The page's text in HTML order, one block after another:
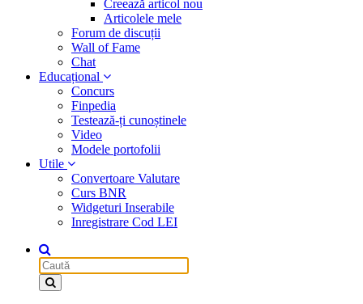
Creează articol nou
Articolele mele
Forum de discuții
Wall of Fame
Chat
Educațional
Concurs
Finpedia
Testează-ți cunoștinele
Video
Modele portofolii
Utile
Convertoare Valutare
Curs BNR
Widgeturi Inserabile
Inregistrare Cod LEI